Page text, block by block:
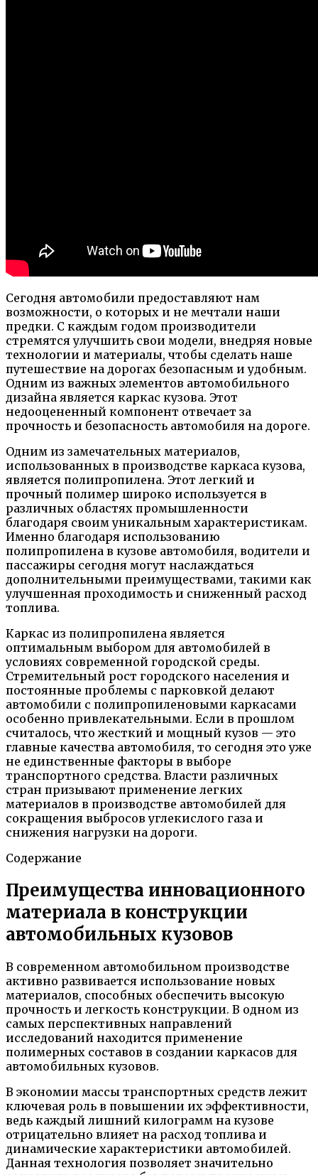
Сегодня автомобили предоставляют нам
возможности, о которых и не мечтали наши
предки. С каждым годом производители
стремятся улучшить свои модели, внедряя новые
технологии и материалы, чтобы сделать наше
путешествие на дорогах безопасным и удобным.
Одним из важных элементов автомобильного
дизайна является каркас кузова. Этот
недооцененный компонент отвечает за
прочность и безопасность автомобиля на дороге.
Одним из замечательных материалов,
использованных в производстве каркаса кузова,
является полипропилена. Этот легкий и
прочный полимер широко используется в
различных областях промышленности
благодаря своим уникальным характеристикам.
Именно благодаря использованию
полипропилена в кузове автомобиля, водители и
пассажиры сегодня могут наслаждаться
дополнительными преимуществами, такими как
улучшенная проходимость и сниженный расход
топлива.
Каркас из полипропилена является
оптимальным выбором для автомобилей в
условиях современной городской среды.
Стремительный рост городского населения и
постоянные проблемы с парковкой делают
автомобили с полипропиленовыми каркасами
особенно привлекательными. Если в прошлом
считалось, что жесткий и мощный кузов — это
главные качества автомобиля, то сегодня это уже
не единственные факторы в выборе
транспортного средства. Власти различных
стран призывают применение легких
материалов в производстве автомобилей для
сокращения выбросов углекислого газа и
снижения нагрузки на дороги.
Содержание
Преимущества инновационного
материала в конструкции
автомобильных кузовов
В современном автомобильном производстве
активно развивается использование новых
материалов, способных обеспечить высокую
прочность и легкость конструкции. В одном из
самых перспективных направлений
исследований находится применение
полимерных составов в создании каркасов для
автомобильных кузовов.
В экономии массы транспортных средств лежит
ключевая роль в повышении их эффективности,
ведь каждый лишний килограмм на кузове
отрицательно влияет на расход топлива и
динамические характеристики автомобилей.
Данная технология позволяет значительно